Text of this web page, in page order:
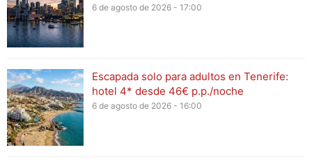
6 de agosto de 2026 - 17:00
Escapada solo para adultos en Tenerife:
hotel 4* desde 46€ p.p./noche
6 de agosto de 2026 - 16:00